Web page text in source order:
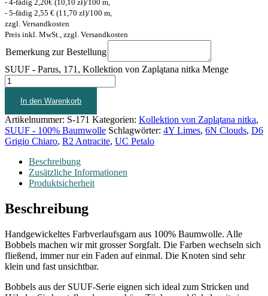
- 4-fädig 2,20€ (10,10 zł)/100 m,
- 5-fädig 2,55 € (11,70 zł)/100 m,
zzgl. Versandkosten
Preis inkl. MwSt., zzgl. Versandkosten
Bemerkung zur Bestellung
SUUF - Parus, 171, Kollektion von Zaplątana nitka Menge
In den Warenkorb
Artikelnummer: S-171 Kategorien: Kollektion von Zaplątana nitka,
SUUF - 100% Baumwolle Schlagwörter: 4Y Limes, 6N Clouds, D6
Grigio Chiaro, R2 Antracite, UC Petalo
Beschreibung
Zusätzliche Informationen
Produktsicherheit
Beschreibung
Handgewickeltes Farbverlaufsgarn aus 100% Baumwolle. Alle
Bobbels machen wir mit grosser Sorgfalt. Die Farben wechseln sich
fließend, immer nur ein Faden auf einmal. Die Knoten sind sehr
klein und fast unsichtbar.
Bobbels aus der SUUF-Serie eignen sich ideal zum Stricken und